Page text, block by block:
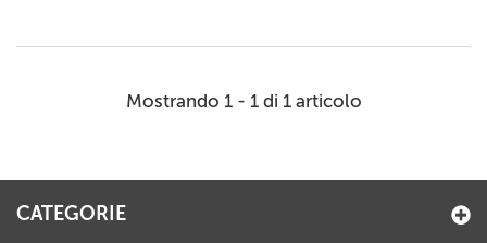
Mostrando 1 - 1 di 1 articolo
CATEGORIE